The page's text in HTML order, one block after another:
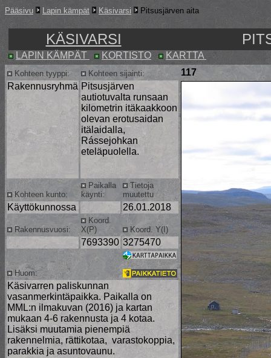
Pääsivu Lapin kämpät Käsivarsi Pitsusjärven aita
KÄSIVARSI
LAPIN KÄMPÄT KORTISTO KARTTA
Kohteen tyyppi: Kohteen sijainti:
117
Rakennusryhmä Pitsusjärven
autiotuvalta runsaan
kilometrin itäkaakkoon
olevan erotusaidan
itälaidalla,
Rássejohkan
eteläpuolella.
Kohteen kunto:
Paikalla
käynti:
Tietoja
muutettu
Käyttökunnossa 26.01.2018
Rakennusvuosi:
Koord.
X(P)
Koord. Y(I)
7693390 3275470
Huom:
Käsivarren paliskunnan
vasanmerkintäpaikka. Paikalla on
MML:n ilmakuvan (2016) ja kartan
mukaan 4-6 rakennusta ja 4 kotaa.
Lisäksi muutamia pienempiä
rakennelmia, rättikotaa, varastokoppia,
parakkia ja asuntovaunu.